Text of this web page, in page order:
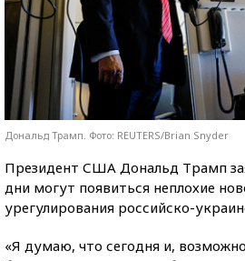
Дональд Трамп. Фото: REUTERS/Brian Snyder
Президент США Дональд Трамп
дни могут появиться неплохие
урегулирования российско-
«Я думаю, что сегодня и,